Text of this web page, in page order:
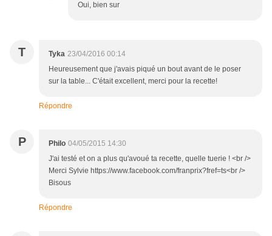
Oui, bien sur
T Tyka 23/04/2016 00:14
Heureusement que j'avais piqué un bout avant de le poser
sur la table... C'était excellent, merci pour la recette!
Répondre
P Philo 04/05/2015 14:30
J'ai testé et on a plus qu'avoué ta recette, quelle tuerie ! <br />
Merci Sylvie https://www.facebook.com/franprix?fref=ts<br />
Bisous
Répondre